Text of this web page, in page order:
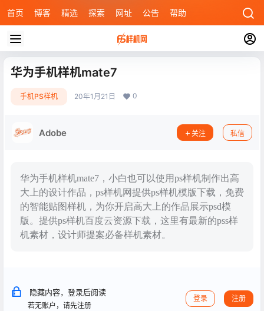
首页 博客 精选 探索 网址 公告 帮助
华为手机样机mate7
手机PS样机 20年1月21日 0
Adobe 关注 私信
华为手机样机mate7，小白也可以使用ps样机制作出高
大上的设计作品，ps样机网提供ps样机模版下载，免费
的智能贴图样机，为你开启高大上的作品展示psd模
版。提供ps样机百度云资源下载，这里有最新的pss样
机素材，设计师提案必备样机素材。
隐藏内容，登录后阅读
若无账户，请先注册
登录 注册